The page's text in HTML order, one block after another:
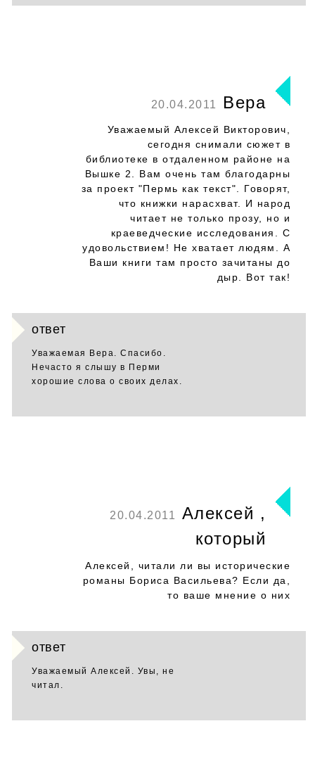
20.04.2011 Вера
Уважаемый Алексей Викторович,
сегодня снимали сюжет в
библиотеке в отдаленном районе на
Вышке 2. Вам очень там благодарны
за проект "Пермь как текст". Говорят,
что книжки нарасхват. И народ
читает не только прозу, но и
краеведческие исследования. С
удовольствием! Не хватает людям. А
Ваши книги там просто зачитаны до
дыр. Вот так!
ответ
Уважаемая Вера. Спасибо.
Нечасто я слышу в Перми
хорошие слова о своих делах.
20.04.2011
Алексей ,
который
Алексей, читали ли вы исторические
романы Бориса Васильева? Если да,
то ваше мнение о них
ответ
Уважаемый Алексей. Увы, не
читал.